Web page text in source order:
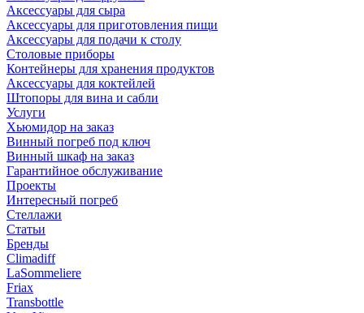
Аксессуары для сыра
Аксессуары для приготовления пищи
Аксессуары для подачи к столу
Столовые приборы
Контейнеры для хранения продуктов
Аксессуары для коктейлей
Штопоры для вина и сабли
Услуги
Хьюмидор на заказ
Винный погреб под ключ
Винный шкаф на заказ
Гарантийное обслуживание
Проекты
Интересный погреб
Стеллажи
Статьи
Бренды
Climadiff
LaSommeliere
Friax
Transbottle